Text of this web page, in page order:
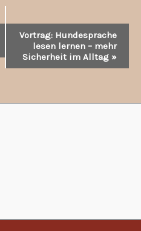
Vortrag: Hundesprache
lesen lernen – mehr
Sicherheit im Alltag »